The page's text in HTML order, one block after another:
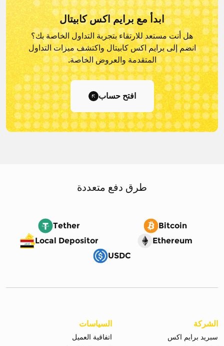
ابدأ مع برايم اكس كابيتال
هل أنت مستعد للارتقاء بتجربة التداول الخاصة بك؟
انضم إلى برايم اكس كابيتال واكتشف ميزات التداول
المتقدمة والعروض الخاصة.
افتح حساب
طرق دفع متعددة
Tether
Bitcoin
Local Depositor
Ethereum
USDC
الشركة
سبريد برايم اكس
السياسات
اتفاقية العميل